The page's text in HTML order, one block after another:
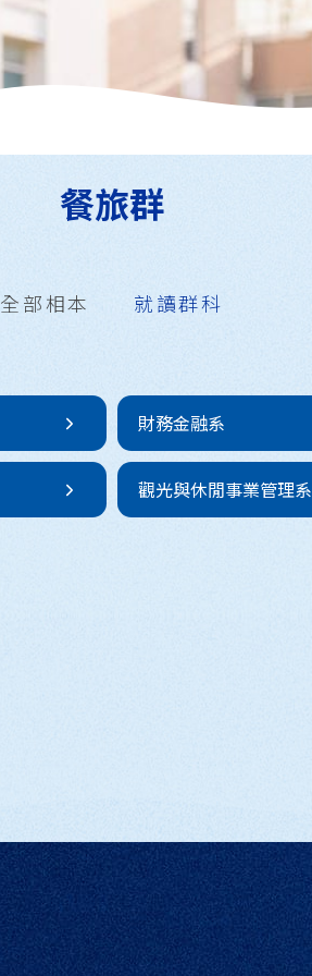
餐旅群
全部相本 就讀群科
財務金融系
觀光與休閒事業管理系